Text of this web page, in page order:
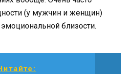
(у мужчин и женщин)
эмоциональной близости.